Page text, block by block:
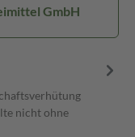
GmbH
nicht ohne